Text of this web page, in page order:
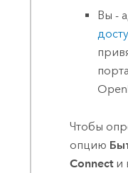
Вы -
Чтобы
опцию
Connectи